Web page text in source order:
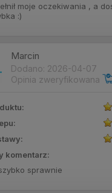
moje oczekiwania , a
:)
Marcin
Dodano: 2026-04-07
Opinia zweryfikowana
komentarz:
sprawnie